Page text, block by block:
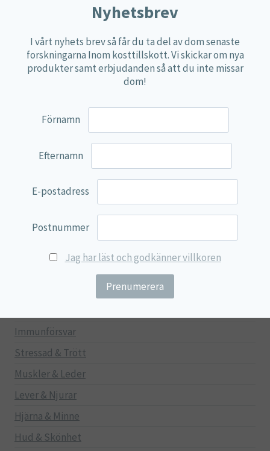
Övriga kosttillskott
100% Natural
EVP Nutrition
Multi Nutrient
Lamberts
Svenska Örtmedicinska Institutet
Green Trade
Immunförsvar
Stressad & Trött
Muskler & Leder
Lever & Njurar
Hjärna & Minne
Hud & Skönhet
Nyhetsbrev
I vårt nyhets brev så får du ta del av dom senaste
forskningarna Inom kosttillskott. Vi skickar om nya
produkter samt erbjudanden så att du inte missar
dom!
Förnamn
Efternamn
E-postadress
Postnummer
Jag har läst och godkänner villkoren